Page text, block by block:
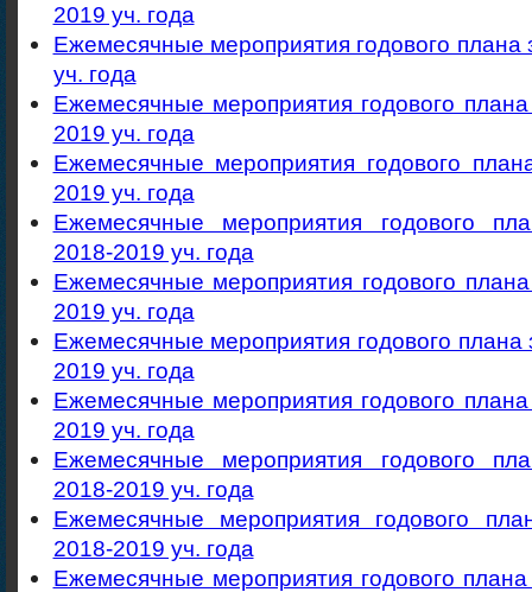
2019 уч. года
Ежемесячные мероприятия годового плана
уч. года
Ежемесячные мероприятия годового
2019 уч. года
Ежемесячные мероприятия годового
2019 уч. года
Ежемесячные мероприятия годового
2018-2019 уч. года
Ежемесячные мероприятия годового
2019 уч. года
Ежемесячные мероприятия годового плана
2019 уч. года
Ежемесячные мероприятия годового
2019 уч. года
Ежемесячные мероприятия годового
2018-2019 уч. года
Ежемесячные мероприятия годового
2018-2019 уч. года
Ежемесячные мероприятия годового